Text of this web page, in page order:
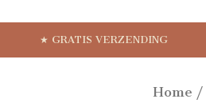
★ GRATIS VERZENDING
Home /